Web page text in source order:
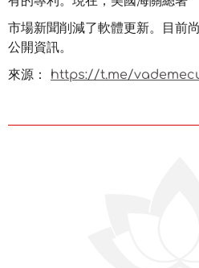
市場新聞削減了軟體更新。目前
公開資訊。
來源： https://t.me/